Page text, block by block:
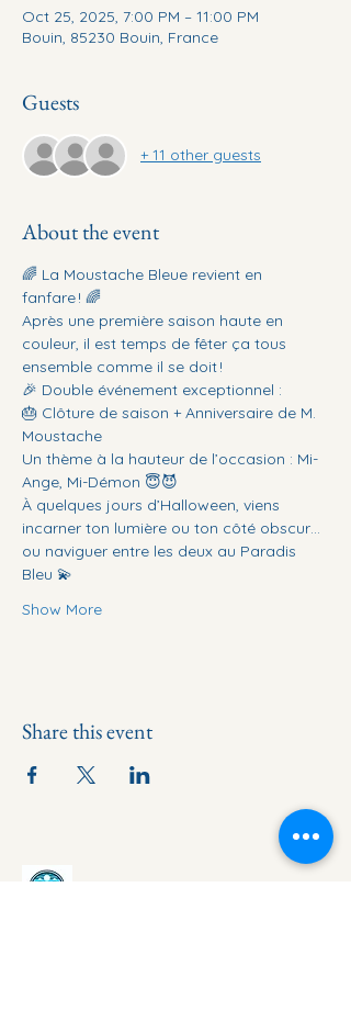
Oct 25, 2025, 7:00 PM – 11:00 PM
Bouin, 85230 Bouin, France
Guests
+ 11 other guests
About the event
🌈 La Moustache Bleue revient en
fanfare ! 🌈
Après une première saison haute en
couleur, il est temps de fêter ça tous
ensemble comme il se doit !
🎉 Double événement exceptionnel :
🎂 Clôture de saison + Anniversaire de M.
Moustache
Un thème à la hauteur de l’occasion : Mi-
Ange, Mi-Démon 😇😈
À quelques jours d’Halloween, viens
incarner ton lumière ou ton côté obscur…
ou naviguer entre les deux au Paradis
Bleu 💫
Show More
Share this event